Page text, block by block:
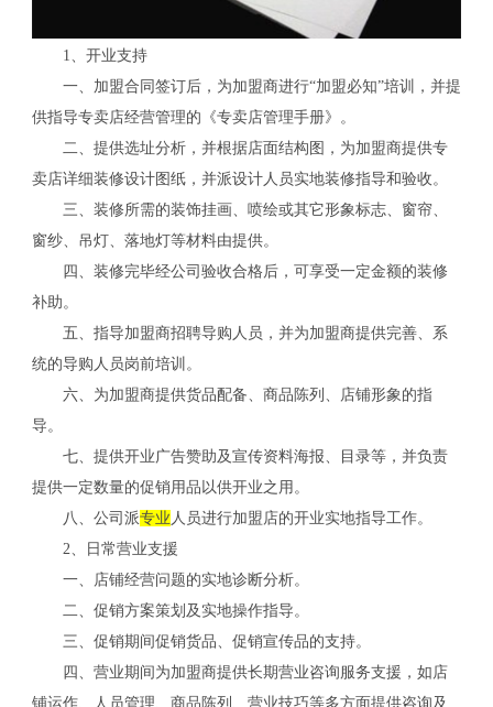
1、开业支持
一、加盟合同签订后，为加盟商进行“加盟必知”培训，并提
供指导专卖店经营管理的《专卖店管理手册》。
二、提供选址分析，并根据店面结构图，为加盟商提供专
卖店详细装修设计图纸，并派设计人员实地装修指导和验收。
三、装修所需的装饰挂画、喷绘或其它形象标志、窗帘、
窗纱、吊灯、落地灯等材料由提供。
四、装修完毕经公司验收合格后，可享受一定金额的装修
补助。
五、指导加盟商招聘导购人员，并为加盟商提供完善、系
统的导购人员岗前培训。
六、为加盟商提供货品配备、商品陈列、店铺形象的指
导。
七、提供开业广告赞助及宣传资料海报、目录等，并负责
提供一定数量的促销用品以供开业之用。
八、公司派专业 人员进行加盟店的开业实地指导工作。
2、日常营业支援
一、店铺经营问题的实地诊断分析。
二、促销方案策划及实地操作指导。
三、促销期间促销货品、促销宣传品的支持。
四、营业期间为加盟商提供长期营业咨询服务支援，如店
铺运作、人员管理、商品陈列、营业技巧等多方面提供咨询及